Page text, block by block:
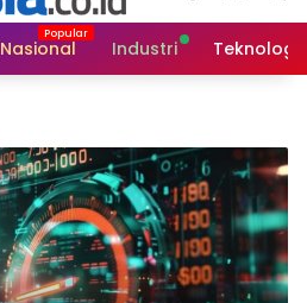
Nasional Industri Teknologi